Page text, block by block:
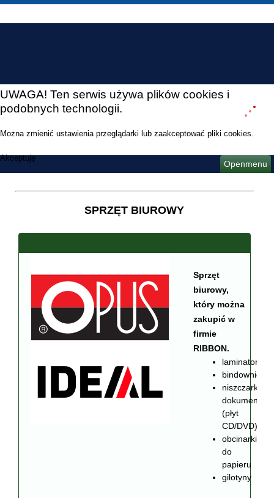
UWAGA! Ten serwis używa plików cookies i
podobnych technologii.
Można zmienić ustawienia przeglądarki lub zaakceptować pliki cookies.
Akceptuję
Openmenu
SPRZĘT BIUROWY
Sprzęt
biurowy,
który można
zakupić w
firmie
RIBBON.
laminatory
bindownice
niszczarki
dokumentów
(płyt
CD/DVD)
obcinarki
do
papieru
gilotyny